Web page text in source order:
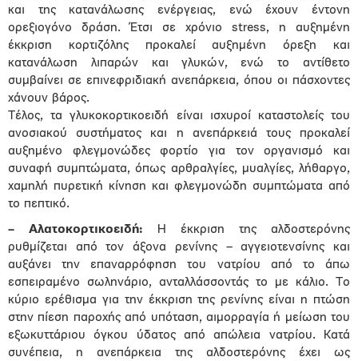
και της κατανάλωσης ενέργειας, ενώ έχουν έντονη
ορεξιογόνο δράση. Έτσι σε χρόνιο stress, η αυξημένη
έκκριση κορτιζόλης προκαλεί αυξημένη όρεξη και
κατανάλωση λιπαρών και γλυκών, ενώ το αντίθετο
συμβαίνει σε επινεφριδιακή ανεπάρκεια, όπου οι πάσχοντες
χάνουν βάρος.
Τέλος, τα γλυκοκορτικοειδή είναι ισχυροί καταστολείς του
ανοσιακού συστήματος και η ανεπάρκειά τους προκαλεί
αυξημένο φλεγμονώδες φορτίο για τον οργανισμό και
συναφή συμπτώματα, όπως αρθραλγίες, μυαλγίες, λήθαργο,
χαμηλή πυρετική κίνηση και φλεγμονώδη συμπτώματα από
το πεπτικό.
– Αλατοκορτικοειδή: Η έκκριση της αλδοστερόνης
ρυθμίζεται από τον άξονα ρενίνης – αγγειοτενσίνης και
αυξάνει την επαναρρόφηση του νατρίου από το άπω
εσπειραμένο σωληνάριο, ανταλλάσσοντάς το με κάλιο. Το
κύριο ερέθισμα για την έκκριση της ρενίνης είναι η πτώση
στην πίεση παροχής από υπόταση, αιμορραγία ή μείωση του
εξωκυττάριου όγκου ύδατος από απώλεια νατρίου. Κατά
συνέπεια, η ανεπάρκεια της αλδοστερόνης έχει ως